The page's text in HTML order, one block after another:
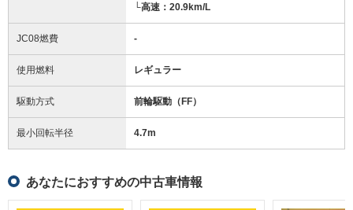
└高速：20.9km/L
JC08燃費 -
使用燃料 レギュラー
駆動方式 前輪駆動（FF）
最小回転半径 4.7m
あなたにおすすめの中古車情報